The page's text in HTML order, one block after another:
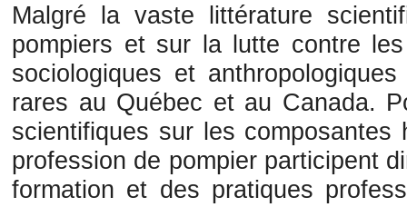
Malgré la vaste littérature
pompiers et sur la lutte contre
sociologiques et
rares au Québec et au Canada.
scientifiques sur les
profession de pompier participent
formation et des pratiques